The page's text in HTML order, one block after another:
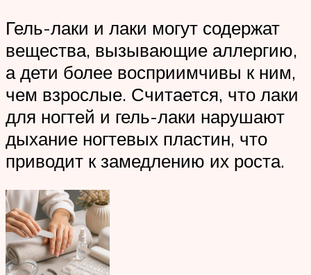
Гель-лаки и лаки могут содержат
вещества, вызывающие аллергию,
а дети более восприимчивы к ним,
чем взрослые. Считается, что лаки
для ногтей и гель-лаки нарушают
дыхание ногтевых пластин, что
приводит к замедлению их роста.